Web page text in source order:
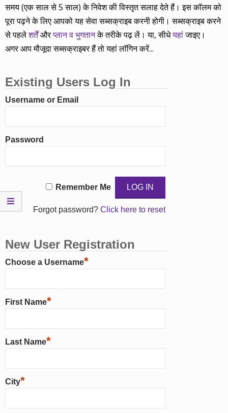
समय (एक साल से 5 साल) के निवेश की विस्तृत सलाह देते हैं। इस कॉलम को
पूरा पढ़ने के लिए आपको यह सेवा सब्सक्राइब करनी होगी। सब्सक्राइब करने
से पहलेशर्तेंऔरप्लान व भुगतानके तरीके पढ़ लें। या, सीधेयहांजाइए।
अगर आप मौजूदा सब्सक्राइबर हैं तो यहां लॉगिन करें...
Existing Users Log In
Username or Email
Password
Remember Me
Forgot password? Click here to reset
New User Registration
Choose a Username*
First Name*
Last Name*
City*